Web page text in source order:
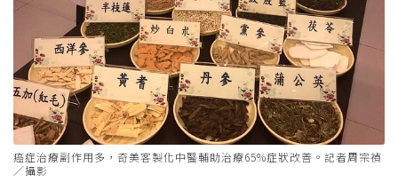
癌症治療副作用多，奇美客製化中醫輔助治療65%症狀改善。記者周宗禎
／攝影